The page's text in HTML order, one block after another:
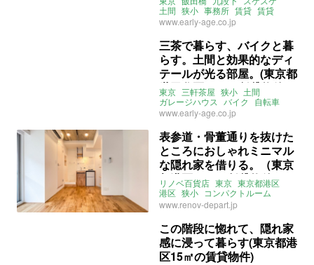
の賃貸物件)
土間 狭小 事務所 賃貸 賃貸
www.early-age.co.jp
三茶で暮らす、バイクと暮
らす。土間と効果的なディ
テールが光る部屋。(東京都
世田谷区17㎡の賃貸物件)
東京 三軒茶屋 狭小 土間
ガレージハウス
バイク
自転車
スケスケ シャビー
www.early-age.co.jp
表参道・骨董通りを抜けた
ところにおしゃれミニマル
な隠れ家を借りる。（東京
都港区15㎡の賃貸物件）
リノベ百貨店 東京 東京都港区
港区 狭小 コンパクトルーム
無垢床 賃貸
www.renov-depart.jp
この階段に惚れて、隠れ家
感に浸って暮らす(東京都港
区15㎡の賃貸物件)